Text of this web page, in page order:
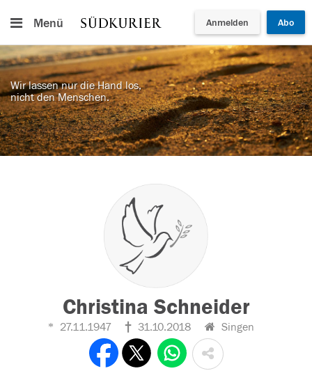
Menü Anmelden Abo
Wir lassen nur die Hand los,
nicht den Menschen.
Christina Schneider
27.11.1947 31.10.2018 Singen